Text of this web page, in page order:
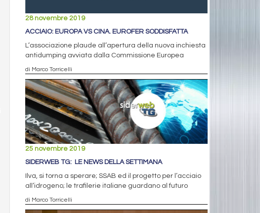
28 novembre 2019
ACCIAIO: EUROPA VS CINA. EUROFER SODDISFATTA
L’associazione plaude all’apertura della nuova inchiesta
antidumping avviata dalla Commissione Europea
di Marco Torricelli
25 novembre 2019
SIDERWEB TG: LE NEWS DELLA SETTIMANA
Ilva, si torna a sperare; SSAB ed il progetto per l’acciaio
all’idrogeno; le trafilerie italiane guardano al futuro
di Marco Torricelli